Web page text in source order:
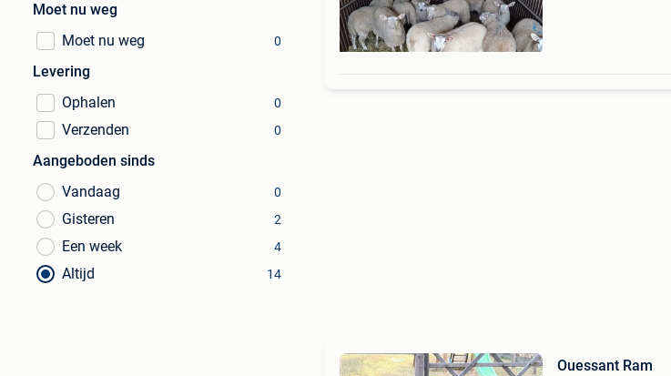
Moet nu weg
Moet nu weg
0
Levering
Ophalen
0
Verzenden 0
Aangeboden sinds
Vandaag
0
Gisteren 2
Een week 4
Altijd 14
Ouessant Ram